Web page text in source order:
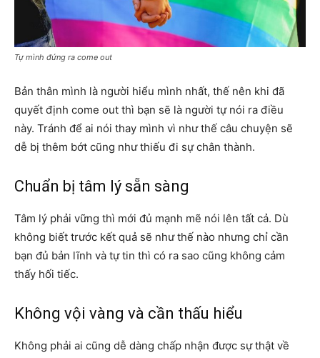
Tự mình đứng ra come out
Bản thân mình là người hiểu mình nhất, thế nên khi đã
quyết định come out thì bạn sẽ là người tự nói ra điều
này. Tránh để ai nói thay mình vì như thế câu chuyện sẽ
dễ bị thêm bớt cũng như thiếu đi sự chân thành.
Chuẩn bị tâm lý sẵn sàng
Tâm lý phải vững thì mới đủ mạnh mẽ nói lên tất cả. Dù
không biết trước kết quả sẽ như thế nào nhưng chỉ cần
bạn đủ bản lĩnh và tự tin thì có ra sao cũng không cảm
thấy hối tiếc.
Không vội vàng và cần thấu hiểu
Không phải ai cũng dễ dàng chấp nhận được sự thật về